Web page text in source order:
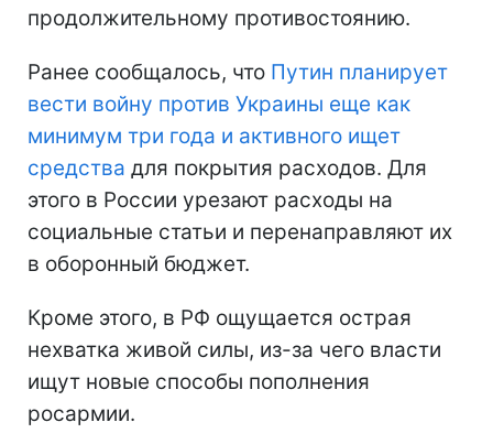
продолжительному противостоянию.
Ранее сообщалось, что Путин планирует
вести войну против Украины еще как
минимум три года и активного ищет
средства для покрытия расходов. Для
этого в России урезают расходы на
социальные статьи и перенаправляют их
в оборонный бюджет.
Кроме этого, в РФ ощущается острая
нехватка живой силы, из-за чего власти
ищут новые способы пополнения
росармии.